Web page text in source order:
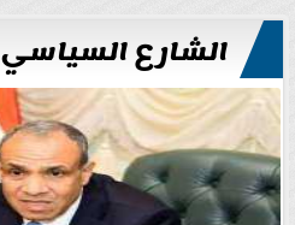
الشارع السياسي